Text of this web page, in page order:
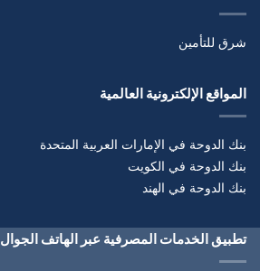
شرق للتأمين
المواقع الإلكترونية العالمية
بنك الدوحة في الإمارات العربية المتحدة
بنك الدوحة في الكويت
بنك الدوحة في الهند
تطبيق الخدمات المصرفية عبر الهاتف الجوال